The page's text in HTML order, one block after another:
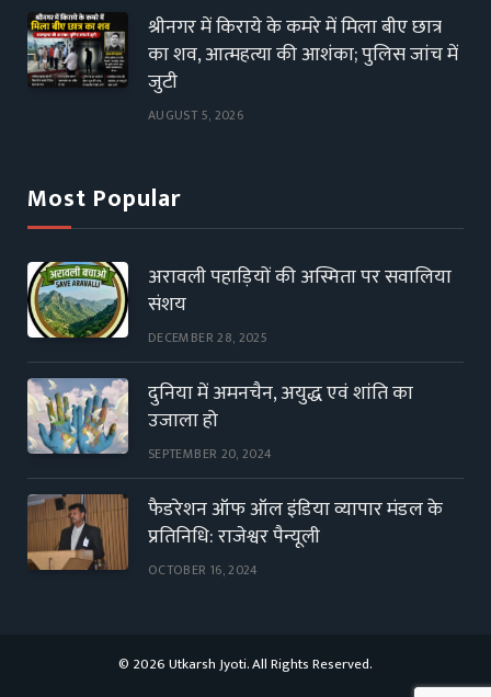
श्रीनगर में किराये के कमरे में मिला बीए छात्र
का शव, आत्महत्या की आशंका; पुलिस जांच में
जुटी
AUGUST 5, 2026
Most Popular
अरावली पहाड़ियों की अस्मिता पर सवालिया
संशय
DECEMBER 28, 2025
दुनिया में अमनचैन, अयुद्ध एवं शांति का
उजाला हो
SEPTEMBER 20, 2024
फैडरेशन ऑफ ऑल इंडिया व्यापार मंडल के
प्रतिनिधि: राजेश्वर पैन्यूली
OCTOBER 16, 2024
© 2026 Utkarsh Jyoti. All Rights Reserved.